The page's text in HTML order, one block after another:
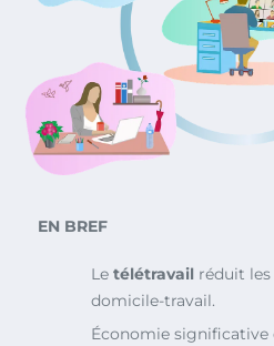
EN BREF
Le télétravail réduit les
domicile-travail.
Économie significative